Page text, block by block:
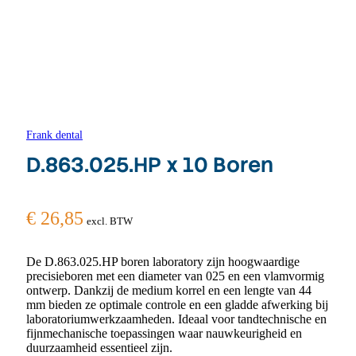
Frank dental
D.863.025.HP x 10 Boren
€ 26,85 excl. BTW
De D.863.025.HP boren laboratory zijn hoogwaardige
precisieboren met een diameter van 025 en een vlamvormig
ontwerp. Dankzij de medium korrel en een lengte van 44
mm bieden ze optimale controle en een gladde afwerking bij
laboratoriumwerkzaamheden. Ideaal voor tandtechnische en
fijnmechanische toepassingen waar nauwkeurigheid en
duurzaamheid essentieel zijn.